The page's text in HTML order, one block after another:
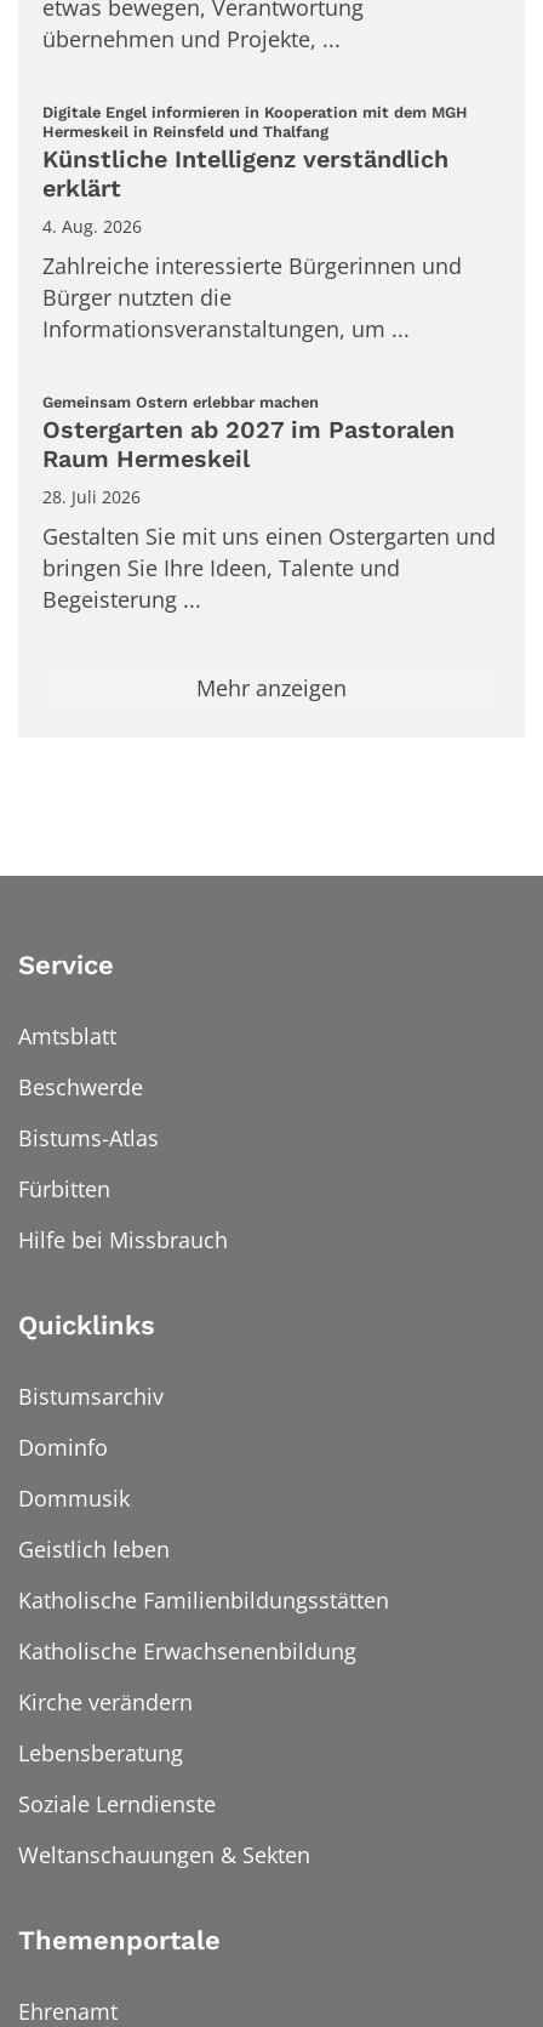
etwas bewegen, Verantwortung
übernehmen und Projekte, ...
Digitale Engel informieren in Kooperation mit dem MGH
Hermeskeil in Reinsfeld und Thalfang:
Künstliche Intelligenz verständlich
erklärt
4. Aug. 2026
Zahlreiche interessierte Bürgerinnen und
Bürger nutzten die
Informationsveranstaltungen, um ...
Gemeinsam Ostern erlebbar machen
Ostergarten ab 2027 im Pastoralen
Raum Hermeskeil
28. Juli 2026
Gestalten Sie mit uns einen Ostergarten und
bringen Sie Ihre Ideen, Talente und
Begeisterung ...
Mehr anzeigen
Service
Amtsblatt
Beschwerde
Bistums-Atlas
Fürbitten
Hilfe bei Missbrauch
Quicklinks
Bistumsarchiv
Dominfo
Dommusik
Geistlich leben
Katholische Familienbildungsstätten
Katholische Erwachsenenbildung
Kirche verändern
Lebensberatung
Soziale Lerndienste
Weltanschauungen & Sekten
Themenportale
Ehrenamt